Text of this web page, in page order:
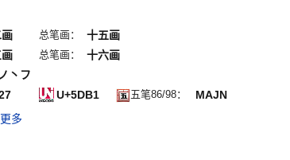
总笔画： 十五画
总笔画： 十六画
丶フ
U+5DB1 五笔86/98：
MAJN
更多